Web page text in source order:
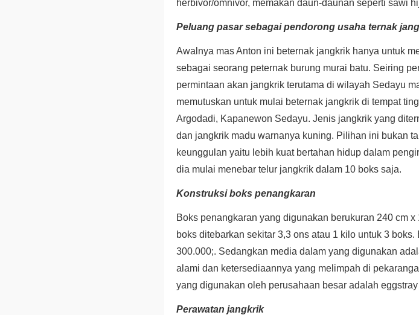
herbivor/omnivor, memakan daun-daunan seperti sawi
Peluang pasar sebagai pendorong usaha ternak
Awalnya mas Anton ini beternak jangkrik hanya untuk
sebagai seorang peternak burung murai batu. Seiring
permintaan akan jangkrik terutama di wilayah Sedayu
memutuskan untuk mulai beternak jangkrik di tempat
Argodadi, Kapanewon Sedayu. Jenis jangkrik yang
dan jangkrik madu warnanya kuning. Pilihan ini bukan
keunggulan yaitu lebih kuat bertahan hidup dalam
dia mulai menebar telur jangkrik dalam 10 boks saja.
Konstruksi boks penangkaran
Boks penangkaran yang digunakan berukuran 240 cm
boks ditebarkan sekitar 3,3 ons atau 1 kilo untuk 3
300.000;. Sedangkan media dalam yang digunakan
alami dan ketersediaannya yang melimpah di
yang digunakan oleh perusahaan besar adalah
Perawatan jangkrik